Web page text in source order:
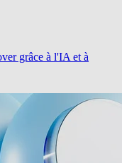
grâce à l'IA et à